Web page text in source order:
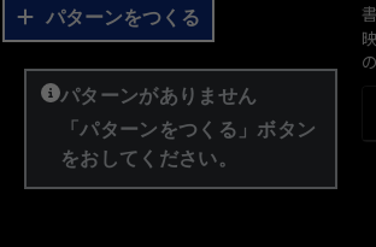
パターンをつくる
パターンがありません
「パターンをつくる」ボタン
をおしてください。